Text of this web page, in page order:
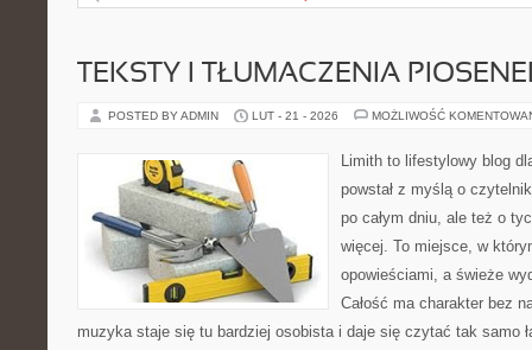
TEKSTY I TŁUMACZENIA
POSTED BY ADMIN LUT - 21 - 2026 MOŻLIWOŚĆ
Limith to lifestylowy blog
powstał z myślą o
po całym dniu, ale też o
więcej. To miejsce, w
opowieściami, a świeże
Całość ma charakter bez
muzyka staje się tu bardziej osobista i daje się czytać tak samo